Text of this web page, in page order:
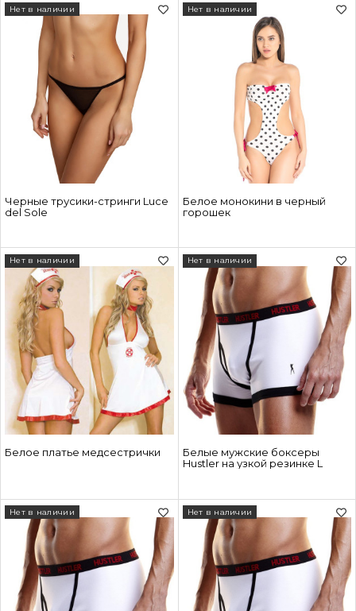
Черные трусики-стринги Luce
del Sole
Нет в наличии
Белое монокини в черный
горошек
Нет в наличии
Белое платье медсестрички
Нет в наличии
Белые мужские боксеры
Hustler на узкой резинке L
Нет в наличии
Нет в наличии Нет в наличии